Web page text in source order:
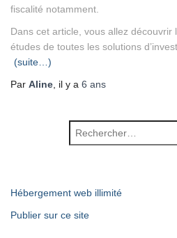
fiscalité notamment.
Dans cet article, vous allez découvrir
études de toutes les solutions
(suite…)
Par Aline , il y a 6 ans
Hébergement web illimité
Publier sur ce site